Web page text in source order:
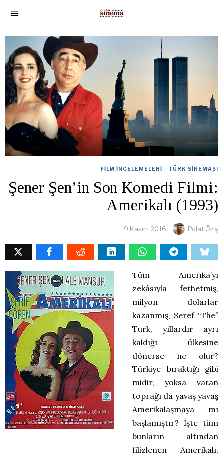
FILM İNCELEMELERI · TÜRK SINEMASI
Şener Şen’in Son Komedi Filmi:
Amerikalı (1993)
9 Kasım 2016 Polat Öziş
Tüm Amerika’yı
zekâsıyla fethetmiş,
milyon dolarlar
kazanmış, Seref “The”
Turk, yıllardır ayrı
kaldığı ülkesine
dönerse ne olur?
Türkiye bıraktığı gibi
midir, yoksa vatan
toprağı da yavaş yavaş
Amerikalaşmaya mı
başlamıştır? İşte tüm
bunların altından
filizlenen Amerikalı,